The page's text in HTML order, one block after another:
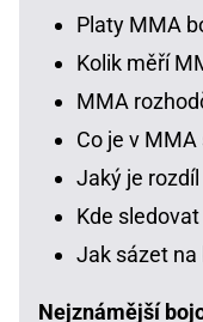
Platy MMA
Kolik měří
MMA
Co je v
Jaký je rozdíl
Kde
Jak sázet na
Nejznámější